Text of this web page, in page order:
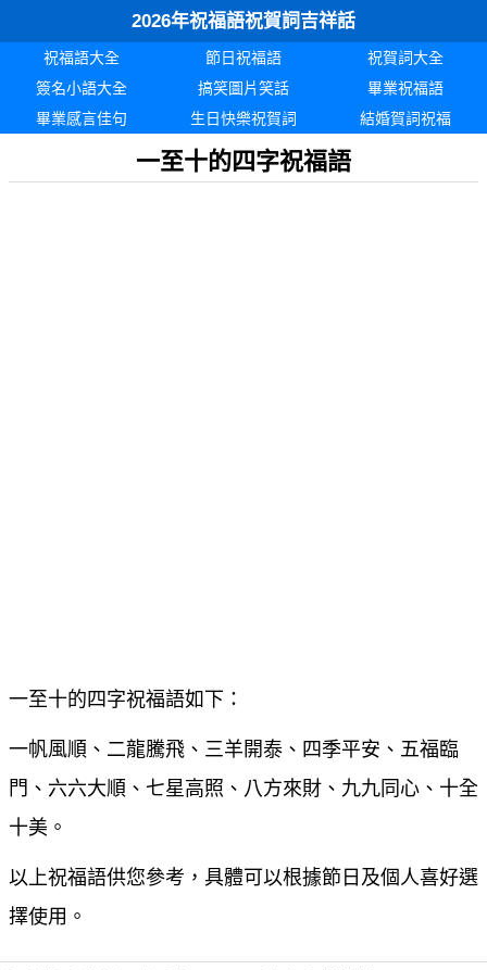
2026年祝福語祝賀詞吉祥話
祝福語大全 節日祝福語
祝賀詞大全
簽名小語大全
搞笑圖片笑話
畢業祝福語
畢業感言佳句
生日快樂祝賀詞 結婚賀詞祝福
一至十的四字祝福語
一至十的四字祝福語如下：
一帆風順、二龍騰飛、三羊開泰、四季平安、五福臨
門、六六大順、七星高照、八方來財、九九同心、十全
十美。
以上祝福語供您參考，具體可以根據節日及個人喜好選
擇使用。